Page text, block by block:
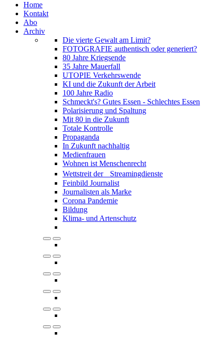
Home
Kontakt
Abo
Archiv
Die vierte Gewalt am Limit?
FOTOGRAFIE authentisch oder generiert?
80 Jahre Kriegsende
35 Jahre Mauerfall
UTOPIE Verkehrswende
KI und die Zukunft der Arbeit
100 Jahre Radio
Schmeckt's? Gutes Essen - Schlechtes Essen
Polarisierung und Spaltung
Mit 80 in die Zukunft
Totale Kontrolle
Propaganda
In Zukunft nachhaltig
Medienfrauen
Wohnen ist Menschenrecht
Wettstreit der Streamingdienste
Feinbild Journalist
Journalisten als Marke
Corona Pandemie
Bildung
Klima- und Artenschutz